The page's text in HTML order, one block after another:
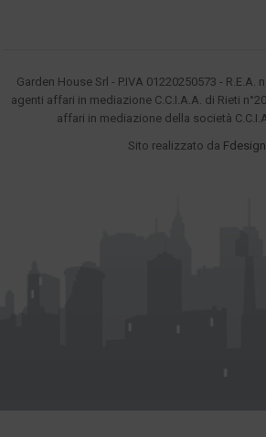
Garden House Srl - P.IVA 01220250573 - R.E.A.
agenti affari in mediazione C.C.I.A.A. di Rieti
affari in mediazione della società
Sito realizzato da Fdesign